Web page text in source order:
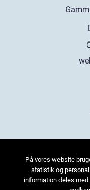
På vores website
statistik og
information deles